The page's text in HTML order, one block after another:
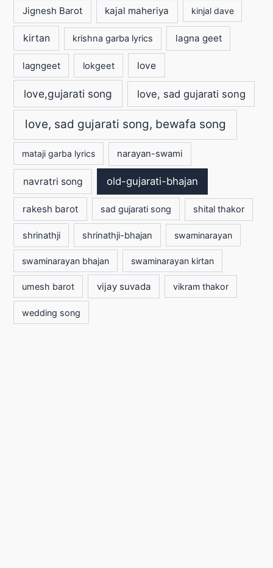
Jignesh Barot kajal maheriya kinjal dave
kirtan krishna garba lyrics lagna geet
lagngeet lokgeet love
love,gujarati song love, sad gujarati song
love, sad gujarati song, bewafa song
mataji garba lyrics narayan-swami
navratri song old-gujarati-bhajan
rakesh barot sad gujarati song shital thakor
shrinathji shrinathji-bhajan swaminarayan
swaminarayan bhajan swaminarayan kirtan
umesh barot vijay suvada vikram thakor
wedding song